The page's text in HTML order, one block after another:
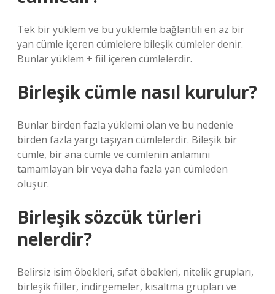
Tek bir yüklem ve bu yüklemle bağlantılı en az bir
yan cümle içeren cümlelere bileşik cümleler denir.
Bunlar yüklem + fiil içeren cümlelerdir.
Birleşik cümle nasıl kurulur?
Bunlar birden fazla yüklemi olan ve bu nedenle
birden fazla yargı taşıyan cümlelerdir. Bileşik bir
cümle, bir ana cümle ve cümlenin anlamını
tamamlayan bir veya daha fazla yan cümleden
oluşur.
Birleşik sözcük türleri
nelerdir?
Belirsiz isim öbekleri, sıfat öbekleri, nitelik grupları,
birleşik fiiller, indirgemeler, kısaltma grupları ve